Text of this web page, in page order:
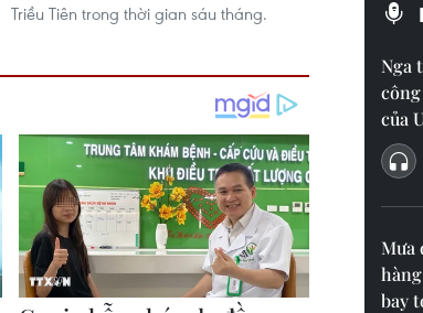
Triều Tiên trong thời gian sáu tháng.
Nga
của
Mưa
bay